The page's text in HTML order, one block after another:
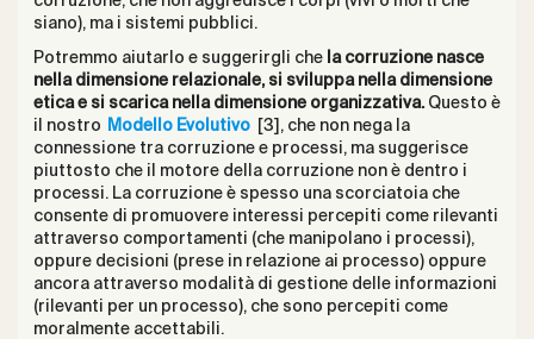
siano), ma i sistemi pubblici.
Potremmo aiutarlo e suggerirgli che la corruzione nasce
nella dimensione relazionale, si sviluppa nella dimensione
etica e si scarica nella dimensione organizzativa.Questo è
il nostro Modello Evolutivo [3], che non nega la
connessione tra corruzione e processi, ma suggerisce
piuttosto che il motore della corruzione non è dentro i
processi. La corruzione è spesso una scorciatoia che
consente di promuovere interessi percepiti come rilevanti
attraverso comportamenti (che manipolano i processi),
oppure decisioni (prese in relazione ai processo) oppure
ancora attraverso modalità di gestione delle informazioni
(rilevanti per un processo), che sono percepiti come
moralmente accettabili.